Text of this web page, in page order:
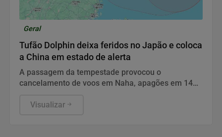
Geral
Tufão Dolphin deixa feridos no Japão e coloca
a China em estado de alerta
A passagem da tempestade provocou o
cancelamento de voos em Naha, apagões em 14
emergência chinesa.
Visualizar